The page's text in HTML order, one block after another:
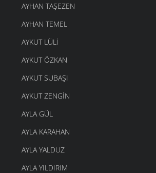
AYHAN TAŞEZEN
AYHAN TEMEL
AYKUT LÜLI
AYKUT ÖZKAN
AYKUT SUBAŞI
AYKUT ZENGIN
AYLA GÜL
AYLA KARAHAN
AYLA YALDUZ
AYLA YILDIRIM